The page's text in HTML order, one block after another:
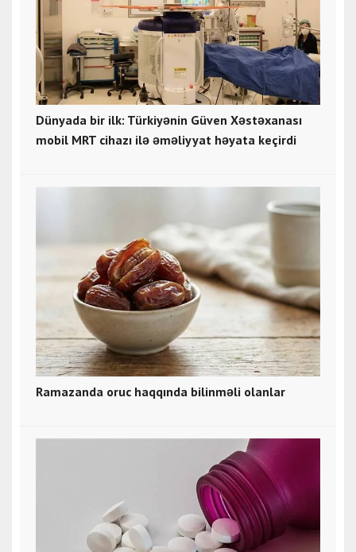
Dünyada bir ilk: Türkiyənin Güven Xəstəxanası
mobil MRT cihazı ilə əməliyyat həyata keçirdi
Ramazanda oruc haqqında bilinməli olanlar